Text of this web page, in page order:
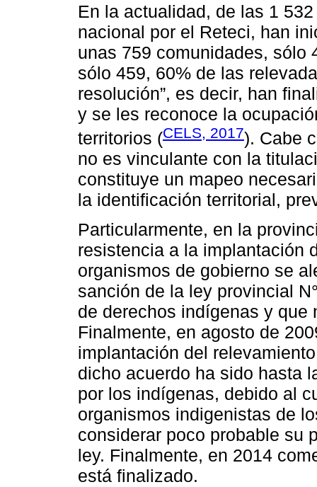
En la actualidad, de las 1
nacional por el Reteci, han
unas 759 comunidades, sólo
sólo 459, 60% de las
resolución”, es decir, han
y se les reconoce la
territorios (CELS, 2017). Cabe
no es vinculante con la
constituye un mapeo
la identificación territorial,
Particularmente, en la
resistencia a la implantación
organismos de gobierno se
sanción de la ley provincial
de derechos indígenas y que
Finalmente, en agosto de
implantación del
dicho acuerdo ha sido hasta
por los indígenas, debido al
organismos indigenistas de
considerar poco probable su
ley. Finalmente, en 2014
está finalizado.